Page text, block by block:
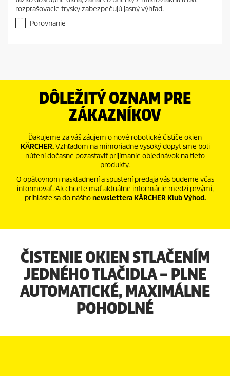
z
5
v
n
z
rozprašovacie trysky zabezpečujú jasný výhľad.
Porovnanie
DÔLEŽITÝ OZNAM PRE
ZÁKAZNÍKOV
Ďakujeme za váš záujem o nové robotické čističe okien
KÄRCHER.Vzhľadom na mimoriadne vysoký dopyt sme boli
nútení dočasne pozastaviť prijímanie objednávok na tieto
produkty.
O opätovnom naskladnení a spustení predaja vás budeme včas
informovať. Ak chcete mať aktuálne informácie medzi prvými,
prihláste sa do nášhonewslettera KÄRCHER Klub Výhod.
ČISTENIE OKIEN STLAČENÍM
JEDNÉHO TLAČIDLA – PLNE
AUTOMATICKÉ, MAXIMÁLNE
POHODLNÉ